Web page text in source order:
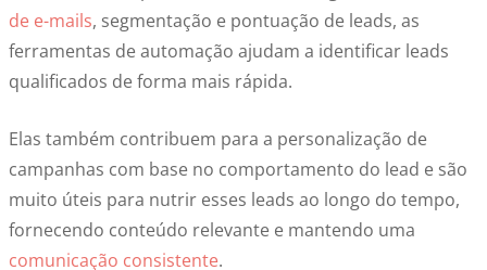
de e-mails, segmentação e pontuação de leads, as
ferramentas de automação ajudam a identificar leads
qualificados de forma mais rápida.
Elas também contribuem para a personalização de
campanhas com base no comportamento do lead e são
muito úteis para nutrir esses leads ao longo do tempo,
fornecendo conteúdo relevante e mantendo uma
comunicação consistente.